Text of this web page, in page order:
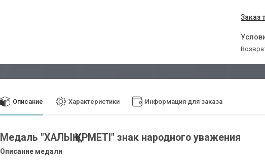
Заказ
Описание Характеристики Информация для заказа
Медаль "ХАЛЫҚ ҚҰРМЕТІ" знак народного уважения
Описание медали